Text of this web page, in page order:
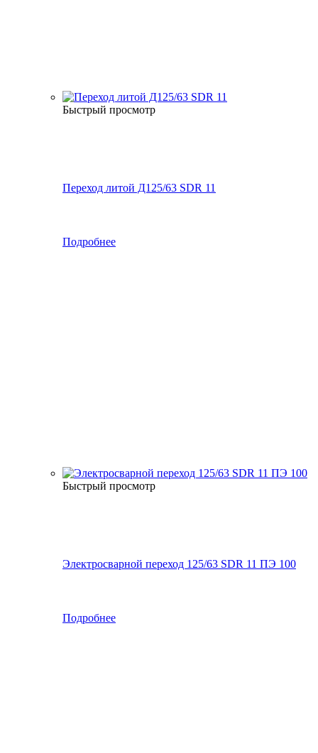
Быстрый просмотр
Переход литой Д125/63 SDR 11
Подробнее
Быстрый просмотр
Электросварной переход 125/63 SDR 11 ПЭ 100
Подробнее